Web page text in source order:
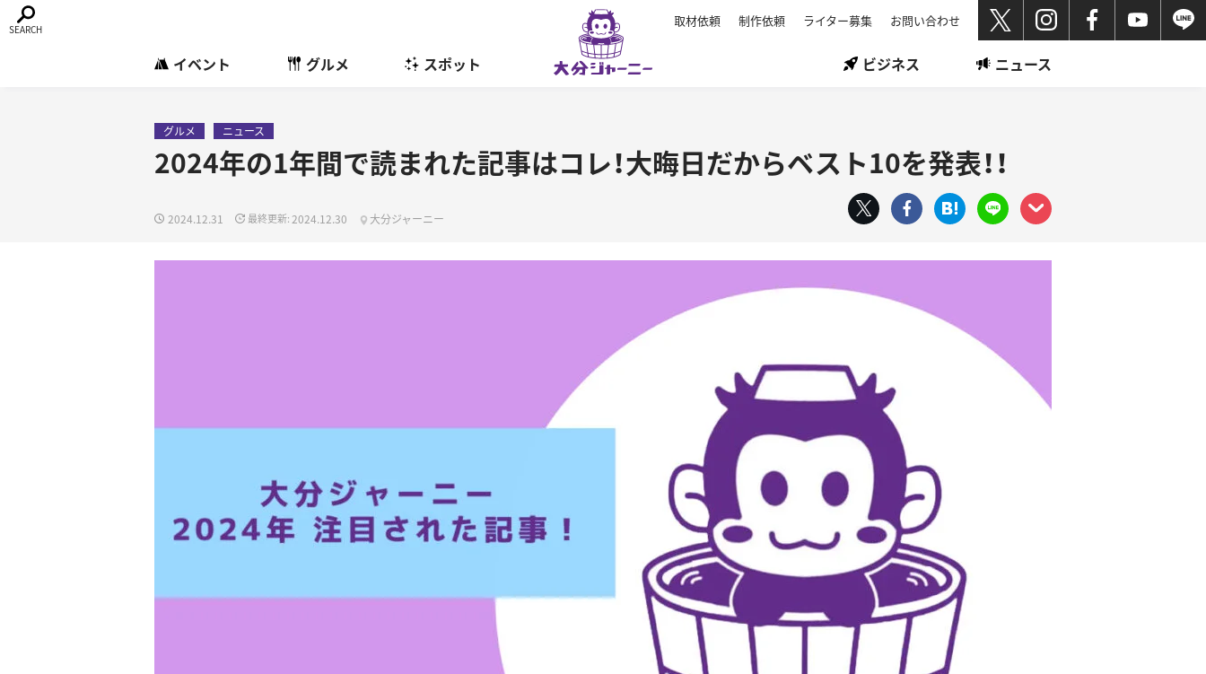
取材依頼 制作依頼 ライター募集 お問い合わせ
イベント グルメ スポット 暮らし ビジネス ニュース
グルメ ニュース
2024年の1年間で読まれた記事はコレ！大晦日だからベスト10を発表！！
2024.12.31 2024.12.30 大分ジャーニー